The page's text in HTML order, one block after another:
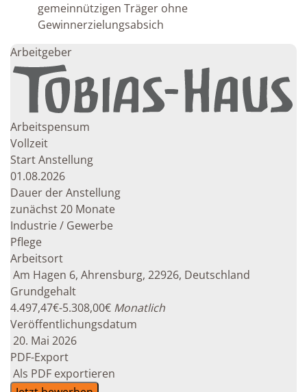
gemeinnützigen Träger ohne
Gewinnerzielungsabsich
Arbeitgeber
Arbeitspensum
Vollzeit
Start Anstellung
01.08.2026
Dauer der Anstellung
zunächst 20 Monate
Industrie / Gewerbe
Pflege
Arbeitsort
Am Hagen 6, Ahrensburg, 22926, Deutschland
Grundgehalt
4.497,47€-5.308,00€ Monatlich
Veröffentlichungsdatum
20. Mai 2026
PDF-Export
Als PDF exportieren